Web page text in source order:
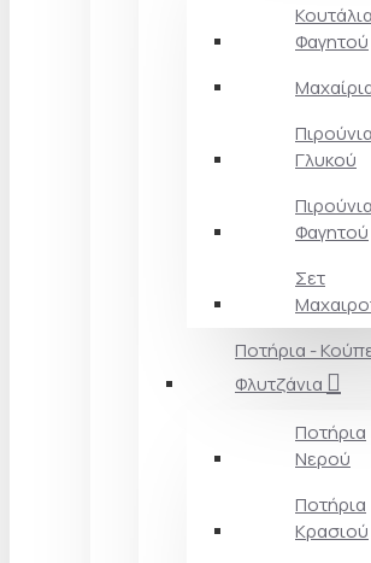
Κουτάλια
Φαγητού
Πιρούνια
Γλυκού
Πιρούνια
Φαγητού
Σετ
Ποτήρια -
Φλυτζάνια
Ποτήρια
Νερού
Ποτήρια
Κρασιού